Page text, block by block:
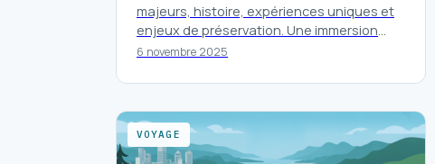
6 novembre 2025
majeurs, histoire, expériences uniques et
enjeux de préservation. Une immersion
culturelle à ne pas manquer.
VOYAGE